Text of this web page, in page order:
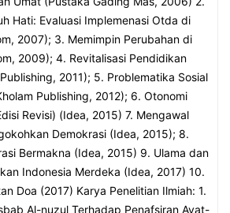
Hati: Evaluasi Implemenasi Otda di
2007); 3. Memimpin Perubahan di
2009); 4. Revitalisasi Pendidikan
2011); 5. Problematika Sosial
Publishing, 2012); 6. Otonomi
Revisi) (Idea, 2015) 7. Mengawal
Demokrasi (Idea, 2015); 8.
Bermakna (Idea, 2015) 9. Ulama dan
Indonesia Merdeka (Idea, 2017) 10.
Doa (2017) Karya Penelitian Ilmiah: 1.
Al-nuzul Terhadap Penafsiran Ayat-